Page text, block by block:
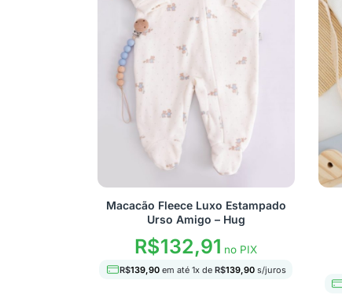
Macacão Fleece Luxo Estampado
Urso Amigo – Hug
R$132,91 no PIX
R$139,90 em até1x deR$139,90 s/juros